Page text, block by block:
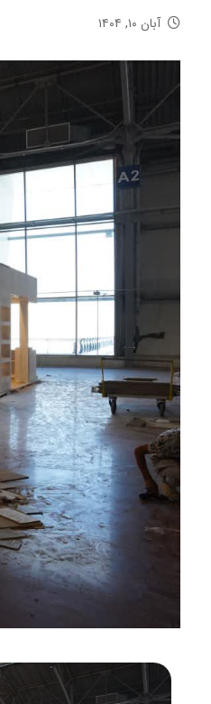
آبان ۱۰, ۱۴۰۴